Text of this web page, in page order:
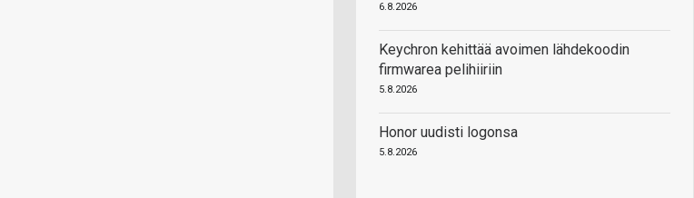
6.8.2026
Keychron kehittää avoimen lähdekoodin
firmwarea pelihiiriin
5.8.2026
Honor uudisti logonsa
5.8.2026